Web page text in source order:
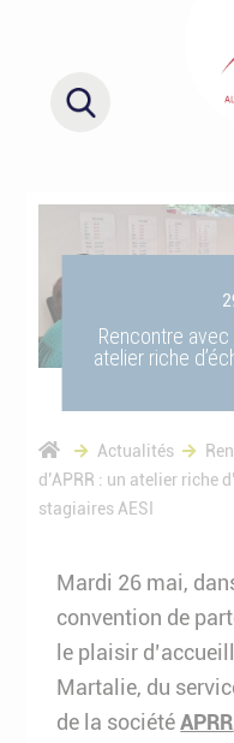
Rencontre avec
atelier riche
Actualités
d’APRR : un atelier riche
stagiaires AESI
Mardi 26 mai,
convention de
le plaisir
Martalie, du
de la sociétéAPRR